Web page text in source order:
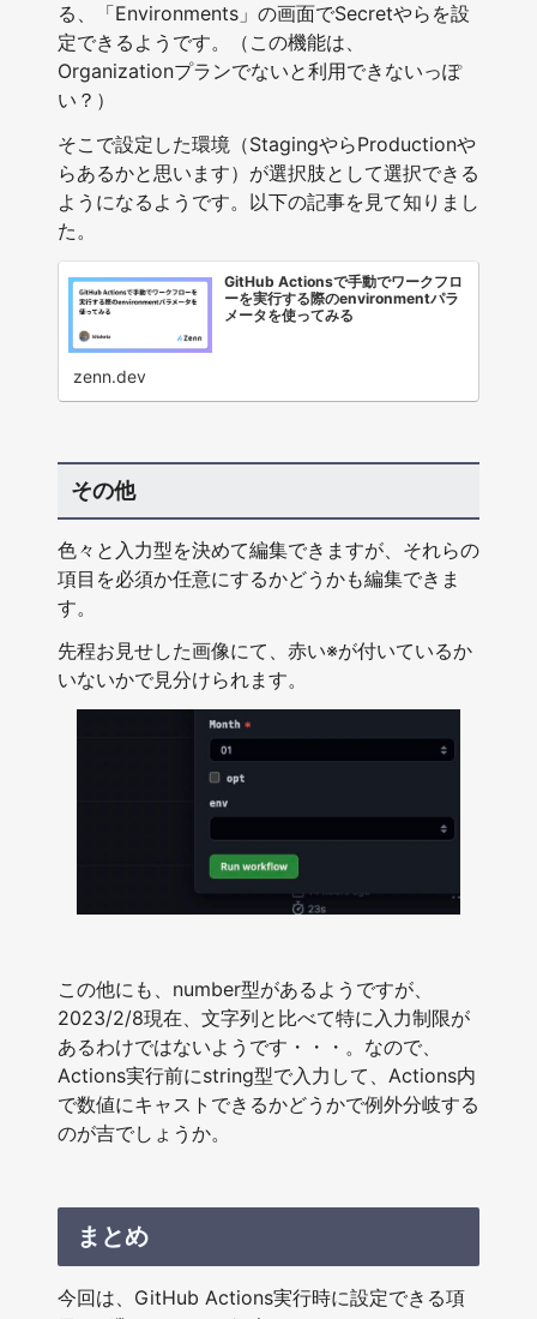
る、「Environments」の画面でSecretやらを設
定できるようです。（この機能は、
Organizationプランでないと利用できないっぽ
い？）
そこで設定した環境（StagingやらProductionや
らあるかと思います）が選択肢として選択できる
ようになるようです。以下の記事を見て知りまし
た。
GitHub Actionsで手動でワークフロ
ーを実行する際のenvironmentパラ
メータを使ってみる
zenn.dev
その他
色々と入力型を決めて編集できますが、それらの
項目を必須か任意にするかどうかも編集できま
す。
先程お見せした画像にて、赤い※が付いているか
いないかで見分けられます。
この他にも、number型があるようですが、
2023/2/8現在、文字列と比べて特に入力制限が
あるわけではないようです・・・。なので、
Actions実行前にstring型で入力して、Actions内
で数値にキャストできるかどうかで例外分岐する
のが吉でしょうか。
まとめ
今回は、GitHub Actions実行時に設定できる項